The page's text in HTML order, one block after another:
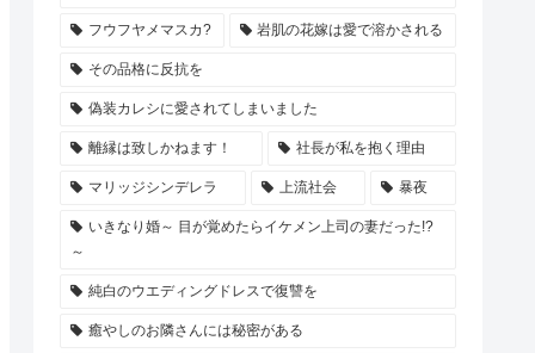
フウフヤメマスカ? 岩肌の花嫁は愛で溶かされる
その品格に反抗を
偽装カレシに愛されてしまいました
離縁は致しかねます！ 社長が私を抱く理由
マリッジシンデレラ 上流社会 暴夜
いきなり婚～ 目が覚めたらイケメン上司の妻だった!?
～
純白のウエディングドレスで復讐を
癒やしのお隣さんには秘密がある